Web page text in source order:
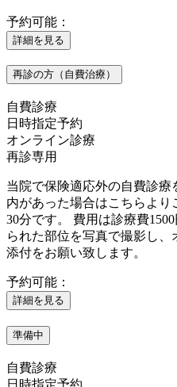
予約可能：
詳細を見る
再診の方（自費治療）
自費診療
日時指定予約
オンライン診療
再診専用
当院で保険適応外の自費診
内があった場合はこちらよ
30分です。 費用は診療費
られた部位を写真で撮影し
添付をお願い致します。
予約可能：
詳細を見る
準備中
自費診療
日時指定予約